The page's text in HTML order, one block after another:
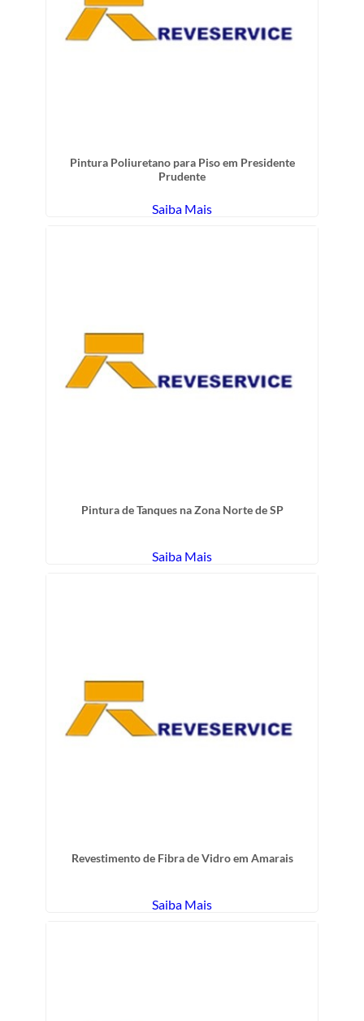
Pintura Poliuretano para Piso em Presidente
Prudente
Saiba Mais
Pintura de Tanques na Zona Norte de SP
Saiba Mais
Revestimento de Fibra de Vidro em Amarais
Saiba Mais